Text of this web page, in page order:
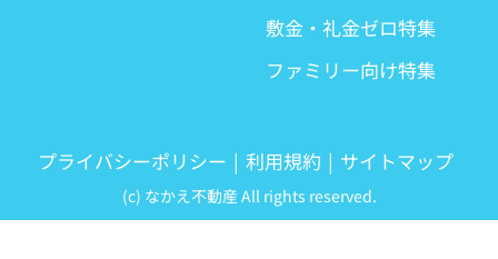
敷金・礼金ゼロ特集
ファミリー向け特集
プライバシーポリシー 利用規約 サイトマップ
(c) なかえ不動産 All rights reserved.